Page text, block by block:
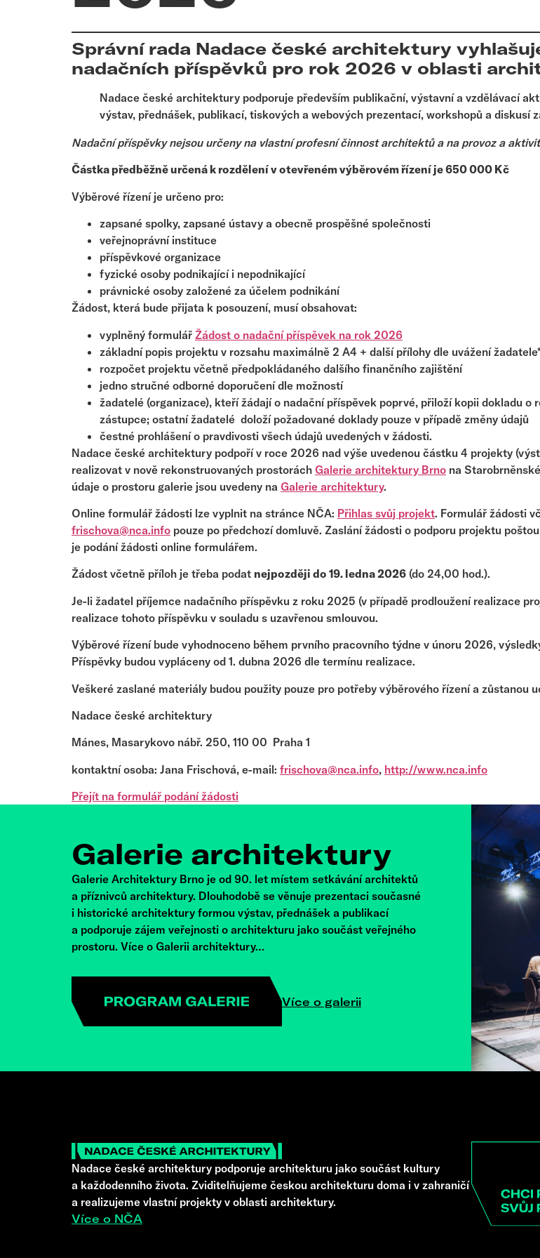
Správní rada Nadace české architektury
nadačních příspěvků pro rok 2026 v oblasti
Nadace české architektury podporuje především publikační, výstavní a vzdělávací
výstav, přednášek, publikací, tiskových a webových prezentací, workshopů a diskusí
Nadační příspěvky nejsou určeny na vlastní profesní činnost architektů a na provoz a
Částka předběžně určená k rozdělení v otevřeném výběrovém řízení je 650 000 Kč
Výběrové řízení je určeno pro:
zapsané spolky, zapsané ústavy a obecně prospěšné společnosti
veřejnoprávní instituce
příspěvkové organizace
fyzické osoby podnikající i nepodnikající
právnické osoby založené za účelem podnikání
Žádost, která bude přijata k posouzení, musí obsahovat:
vyplněný formulář Žádost o nadační příspěvek na rok 2026
základní popis projektu v rozsahu maximálně 2 A4 + další přílohy dle uvážení
rozpočet projektu včetně předpokládaného dalšího finančního zajištění
jedno stručné odborné doporučení dle možností
žadatelé (organizace), kteří žádají o nadační příspěvek poprvé, přiloží kopii dokladu
zástupce; ostatní žadatelé doloží požadované doklady pouze v případě změny údajů
čestné prohlášení o pravdivosti všech údajů uvedených v žádosti.
Nadace české architektury podpoří v roce 2026 nad výše uvedenou částku 4 projekty
realizovat v nově rekonstruovaných prostorách Galerie architektury Brno na
údaje o prostoru galerie jsou uvedeny na Galerie architektury.
Online formulář žádosti lze vyplnit na stránce NČA: Přihlas svůj projekt. Formulář žádosti
frischova@nca.info pouze po předchozí domluvě. Zaslání žádosti o podporu projektu
je podání žádosti online formulářem.
Žádost včetně příloh je třeba podat nejpozději do 19. ledna 2026 (do 24,00 hod.).
Je-li žadatel příjemce nadačního příspěvku z roku 2025 (v případě prodloužení realizace
realizace tohoto příspěvku v souladu s uzavřenou smlouvou.
Výběrové řízení bude vyhodnoceno během prvního pracovního týdne v únoru 2026,
Příspěvky budou vypláceny od 1. dubna 2026 dle termínu realizace.
Veškeré zaslané materiály budou použity pouze pro potřeby výběrového řízení a zůstanou
Nadace české architektury
Mánes, Masarykovo nábř. 250, 110 00 Praha 1
kontaktní osoba: Jana Frischová, e-mail: frischova@nca.info, http://www.nca.info
Přejít na formulář podání žádosti
Galerie architektury
Galerie Architektury Brno je od 90. let místem setkávání architektů
a příznivců architektury. Dlouhodobě se věnuje prezentaci současné
i historické architektury formou výstav, přednášek a publikací
a podporuje zájem veřejnosti o architekturu jako součást veřejného
prostoru. Více o Galerii architektury…
Více o galerii
Nadace české architektury podporuje architekturu jako součást kultury
a každodenního života. Zviditelňujeme českou architekturu doma i v zahraničí
a realizujeme vlastní projekty v oblasti architektury.
Více o NČA